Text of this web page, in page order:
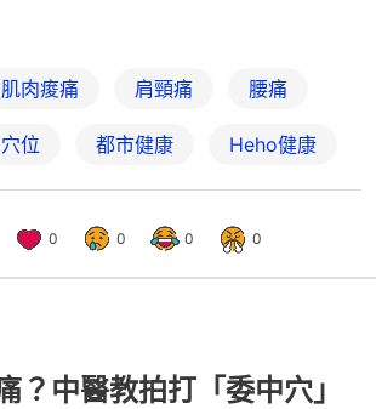
肌肉痠痛 肩頸痛 腰痛
穴位 都市健康 Heho健康
0 0 0 0
？中醫教拍打「委中穴」